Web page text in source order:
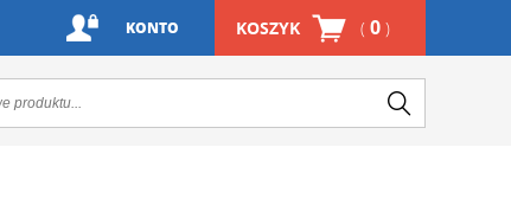
KOSZYK ( 0 )
KONTO